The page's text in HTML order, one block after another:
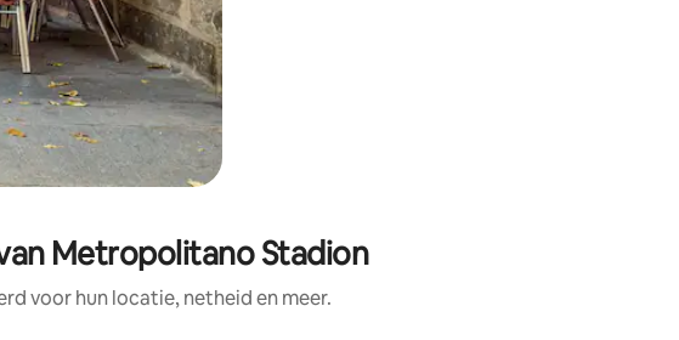
Metropolitano Stadion
voor hun locatie, netheid en meer.